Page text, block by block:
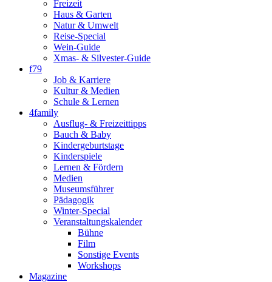
Freizeit
Haus & Garten
Natur & Umwelt
Reise-Special
Wein-Guide
Xmas- & Silvester-Guide
f79
Job & Karriere
Kultur & Medien
Schule & Lernen
4family
Ausflug- & Freizeittipps
Bauch & Baby
Kindergeburtstage
Kinderspiele
Lernen & Fördern
Medien
Museumsführer
Pädagogik
Winter-Special
Veranstaltungskalender
Bühne
Film
Sonstige Events
Workshops
Magazine